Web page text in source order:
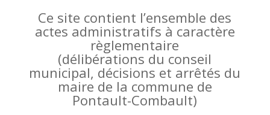
Ce site contient l’ensemble des
actes administratifs à caractère
règlementaire
(délibérations du conseil
municipal, décisions et arrêtés du
maire de la commune de
Pontault-Combault)